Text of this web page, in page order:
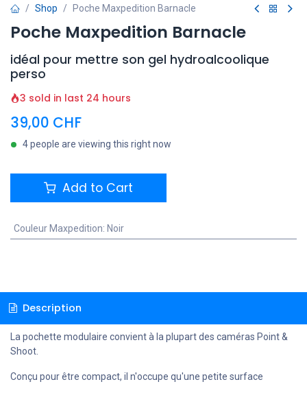
Shop Poche Maxpedition Barnacle
Poche Maxpedition Barnacle
idéal pour mettre son gel hydroalcoolique
perso
3 sold in last 24 hours
39,00 CHF
4 people are viewing this right now
Add to Cart
Couleur Maxpedition: Noir
Description
La pochette modulaire convient à la plupart des caméras Point &
Shoot.
Conçu pour être compact, il n'occupe qu'une petite surface